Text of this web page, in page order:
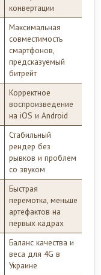
конвертации
Максимальная
совместимость
смартфонов,
предсказуемый
битрейт
Корректное
воспроизведение
на iOS и Android
Стабильный
рендер без
рывков и проблем
со звуком
Быстрая
перемотка, меньше
артефактов на
первых кадрах
Баланс качества и
веса для 4G в
Украине